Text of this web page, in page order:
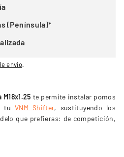
(Península)*
envío.
te permite instalar pomos
tu VNM Shifter, sustituyendo los
que prefieras: de competición,